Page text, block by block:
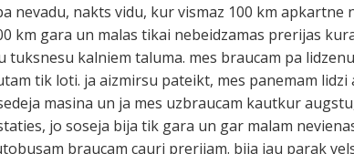
nevadu, nakts vidu, kur vismaz 100 km apkartne
km gara un malas tikai nebeidzamas prerijas
kalniem taluma. mes braucam pa
tik loti. ja aizmirsu pateikt, mes panemam
masina un ja mes uzbraucam kautkur
jo soseja bija tik gara un gar malam
braucam cauri prerijam. bija jau parak